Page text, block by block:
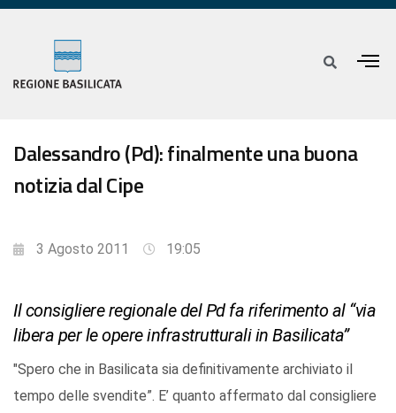
Dalessandro (Pd): finalmente una buona
notizia dal Cipe
3 Agosto 2011 19:05
Il consigliere regionale del Pd fa riferimento al “via
libera per le opere infrastrutturali in Basilicata”
"Spero che in Basilicata sia definitivamente archiviato il
tempo delle svendite”. E’ quanto affermato dal consigliere